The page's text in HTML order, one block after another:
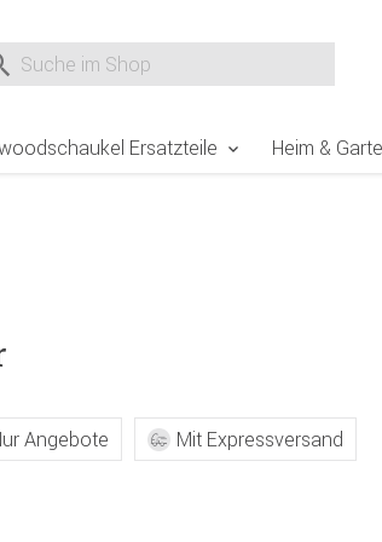
nach
Ersatzteile Heim &
Angebote Mit Expressversand